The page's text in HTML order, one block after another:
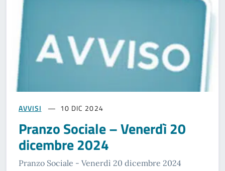
AVVISI 10 DIC 2024
Pranzo Sociale – Venerdì 20
dicembre 2024
Pranzo Sociale - Venerdì 20 dicembre 2024